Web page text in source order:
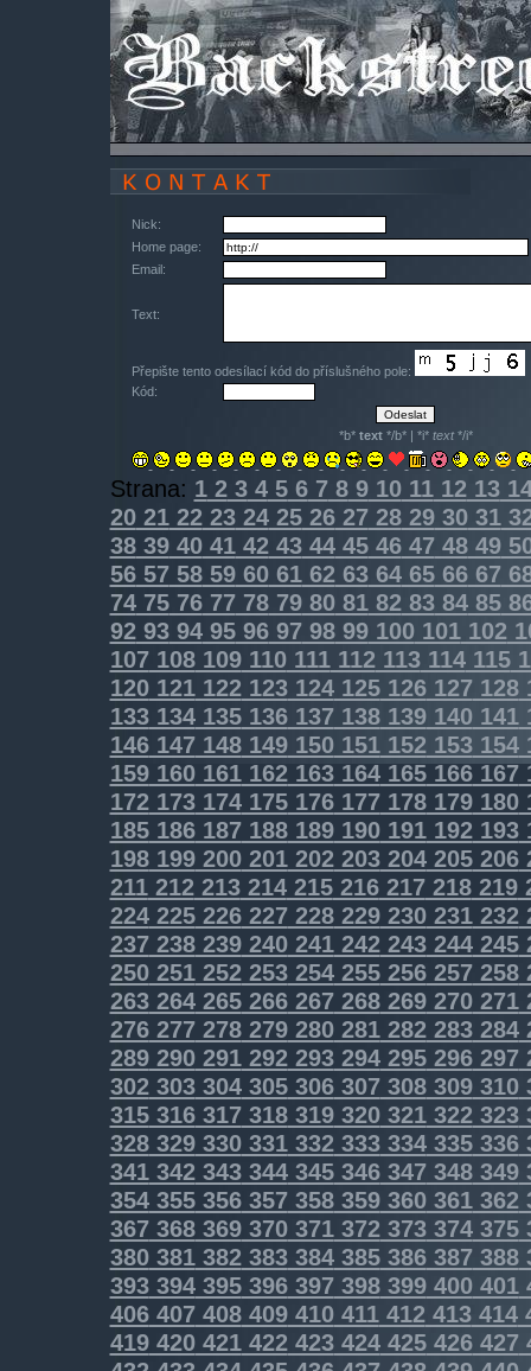
Nick:
Home page:
Email:
Text:
Přepište tento odesílací kód do příslušného pole:
Kód:
*b* text*/b* | *i* text*/i*
Strana: 12345678910111213
202122232425262728293031
383940414243444546474849
565758596061626364656667
747576777879808182838485
9293949596979899100101102
107108109110111112113114115
120121122123124125126127 128
133134135136137138139140 141
146147148149150151152153154
159160161162163164165166167
172173174175176177178179180
185186187188189190191192193
198199200201202203204205206
211212213214215216217218219
224225226227228229230231232
237238239240241242243244245
250251252253254255256257258
263264265266267268269270271
276277278279280281282283284
289290291292293294295296297
302303304305306307308309310
315316317318319320321322323
328329330331332333334335336
341342343344345346347348349
354355356357358359360361362
367368369370371372373374375
380381382383384385386387 388
393394395396397398399400401
406407408409410411412413414
419420421422423424425426427